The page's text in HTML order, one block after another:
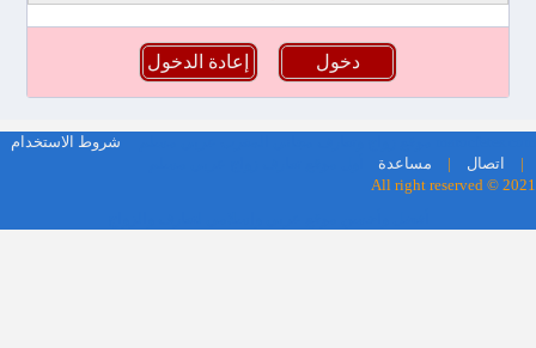
شروط الاستخدام
|
اتصال | مساعدة
All right reserved © 2021